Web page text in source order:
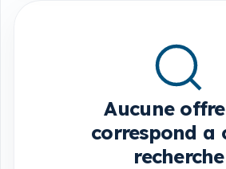
Aucune
correspond a
recherche